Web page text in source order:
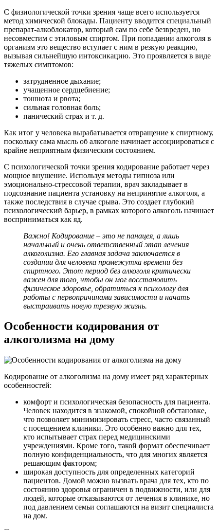
С физиологической точки зрения чаще всего используется
метод химической блокады. Пациенту вводится специальный
препарат-алкоблокатор, который сам по себе безвреден, но
несовместим с этиловым спиртом. При попадании алкоголя в
организм это вещество вступает с ним в резкую реакцию,
вызывая сильнейшую интоксикацию. Это проявляется в виде
тяжелых симптомов:
затрудненное дыхание;
учащенное сердцебиение;
тошнота и рвота;
сильная головная боль;
панический страх и т. д.
Как итог у человека вырабатывается отвращение к спиртному,
поскольку сама мысль об алкоголе начинает ассоциироваться с
крайне неприятным физическим состоянием.
С психологической точки зрения кодирование работает через
мощное внушение. Используя методы гипноза или
эмоционально-стрессовой терапии, врач закладывает в
подсознание пациента установку на непринятие алкоголя, а
также последствия в случае срыва. Это создает глубокий
психологический барьер, в рамках которого алкоголь начинает
восприниматься как яд.
Важно! Кодирование – это не панацея, а лишь
начальный и очень ответственный этап лечения
алкоголизма. Его главная задача заключается в
создании для человека промежутка времени без
спиртного. Этот период без алкоголя критически
важен для того, чтобы он мог восстановить
физическое здоровье, обратиться к психологу для
работы с первопричинами зависимости и начать
выстраивать новую трезвую жизнь.
Особенности кодирования от
алкоголизма на дому
Кодирование от алкоголизма на дому имеет ряд характерных
особенностей:
комфорт и психологическая безопасность для пациента.
Человек находится в знакомой, спокойной обстановке,
что позволяет минимизировать стресс, часто связанный
с посещением клиники. Это особенно важно для тех,
кто испытывает страх перед медицинскими
учреждениями. Кроме того, такой формат обеспечивает
полную конфиденциальность, что для многих является
решающим фактором;
широкая доступность для определенных категорий
пациентов. Домой можно вызвать врача для тех, кто по
состоянию здоровья ограничен в подвижности, или для
людей, которые отказываются от лечения в клинике, но
под давлением семьи соглашаются на визит специалиста
на дом.